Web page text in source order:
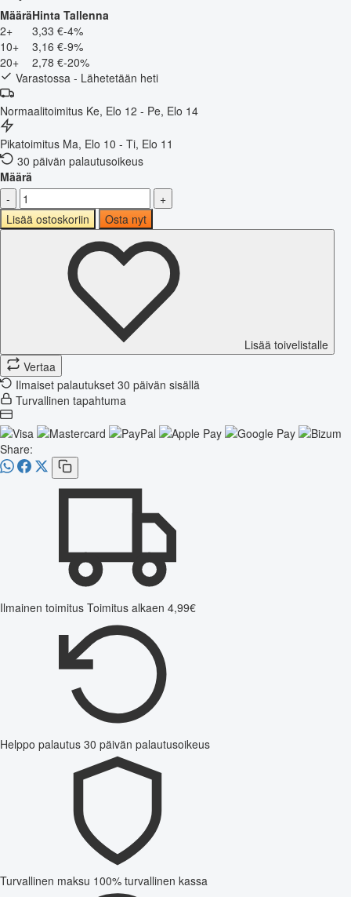
MääräHinta Tallenna
2+
3,33 €-4%
10+
3,16 €-9%
20+
2,78 €-20%
Varastossa - Lähetetään heti
Normaalitoimitus Ke, Elo 12 - Pe, Elo 14
Pikatoimitus Ma, Elo 10 - Ti, Elo 11
30 päivän palautusoikeus
Määrä
-
+
Lisää ostoskoriin
Osta nyt
Lisää toivelistalle
Vertaa
Ilmaiset palautukset 30 päivän sisällä
Turvallinen tapahtuma
Share:
Ilmainen toimitus Toimitus alkaen 4,99€
Helppo palautus 30 päivän palautusoikeus
Turvallinen maksu 100% turvallinen kassa